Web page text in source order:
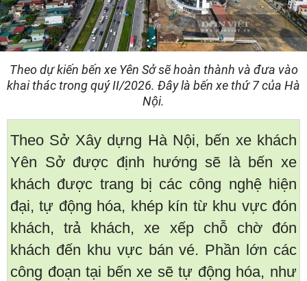
Theo dự kiến bến xe Yên Sở sẽ hoàn thành và đưa vào
khai thác trong quý II/2026. Đây là bến xe thứ 7 của Hà
Nội.
Theo Sở Xây dựng Hà Nội, bến xe khách
Yên Sở được định hướng sẽ là bến xe
khách được trang bị các công nghệ hiện
đại, tự động hóa, khép kín từ khu vực đón
khách, trả khách, xe xếp chỗ chờ đón
khách đến khu vực bán vé. Phần lớn các
công đoạn tại bến xe sẽ tự động hóa, như